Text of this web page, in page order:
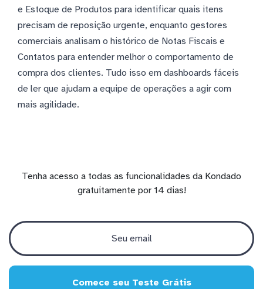
e Estoque de Produtos para identificar quais itens
precisam de reposição urgente, enquanto gestores
comerciais analisam o histórico de Notas Fiscais e
Contatos para entender melhor o comportamento de
compra dos clientes. Tudo isso em dashboards fáceis
de ler que ajudam a equipe de operações a agir com
mais agilidade.
Tenha acesso a todas as funcionalidades da Kondado
gratuitamente por 14 dias!
Comece seu Teste Grátis